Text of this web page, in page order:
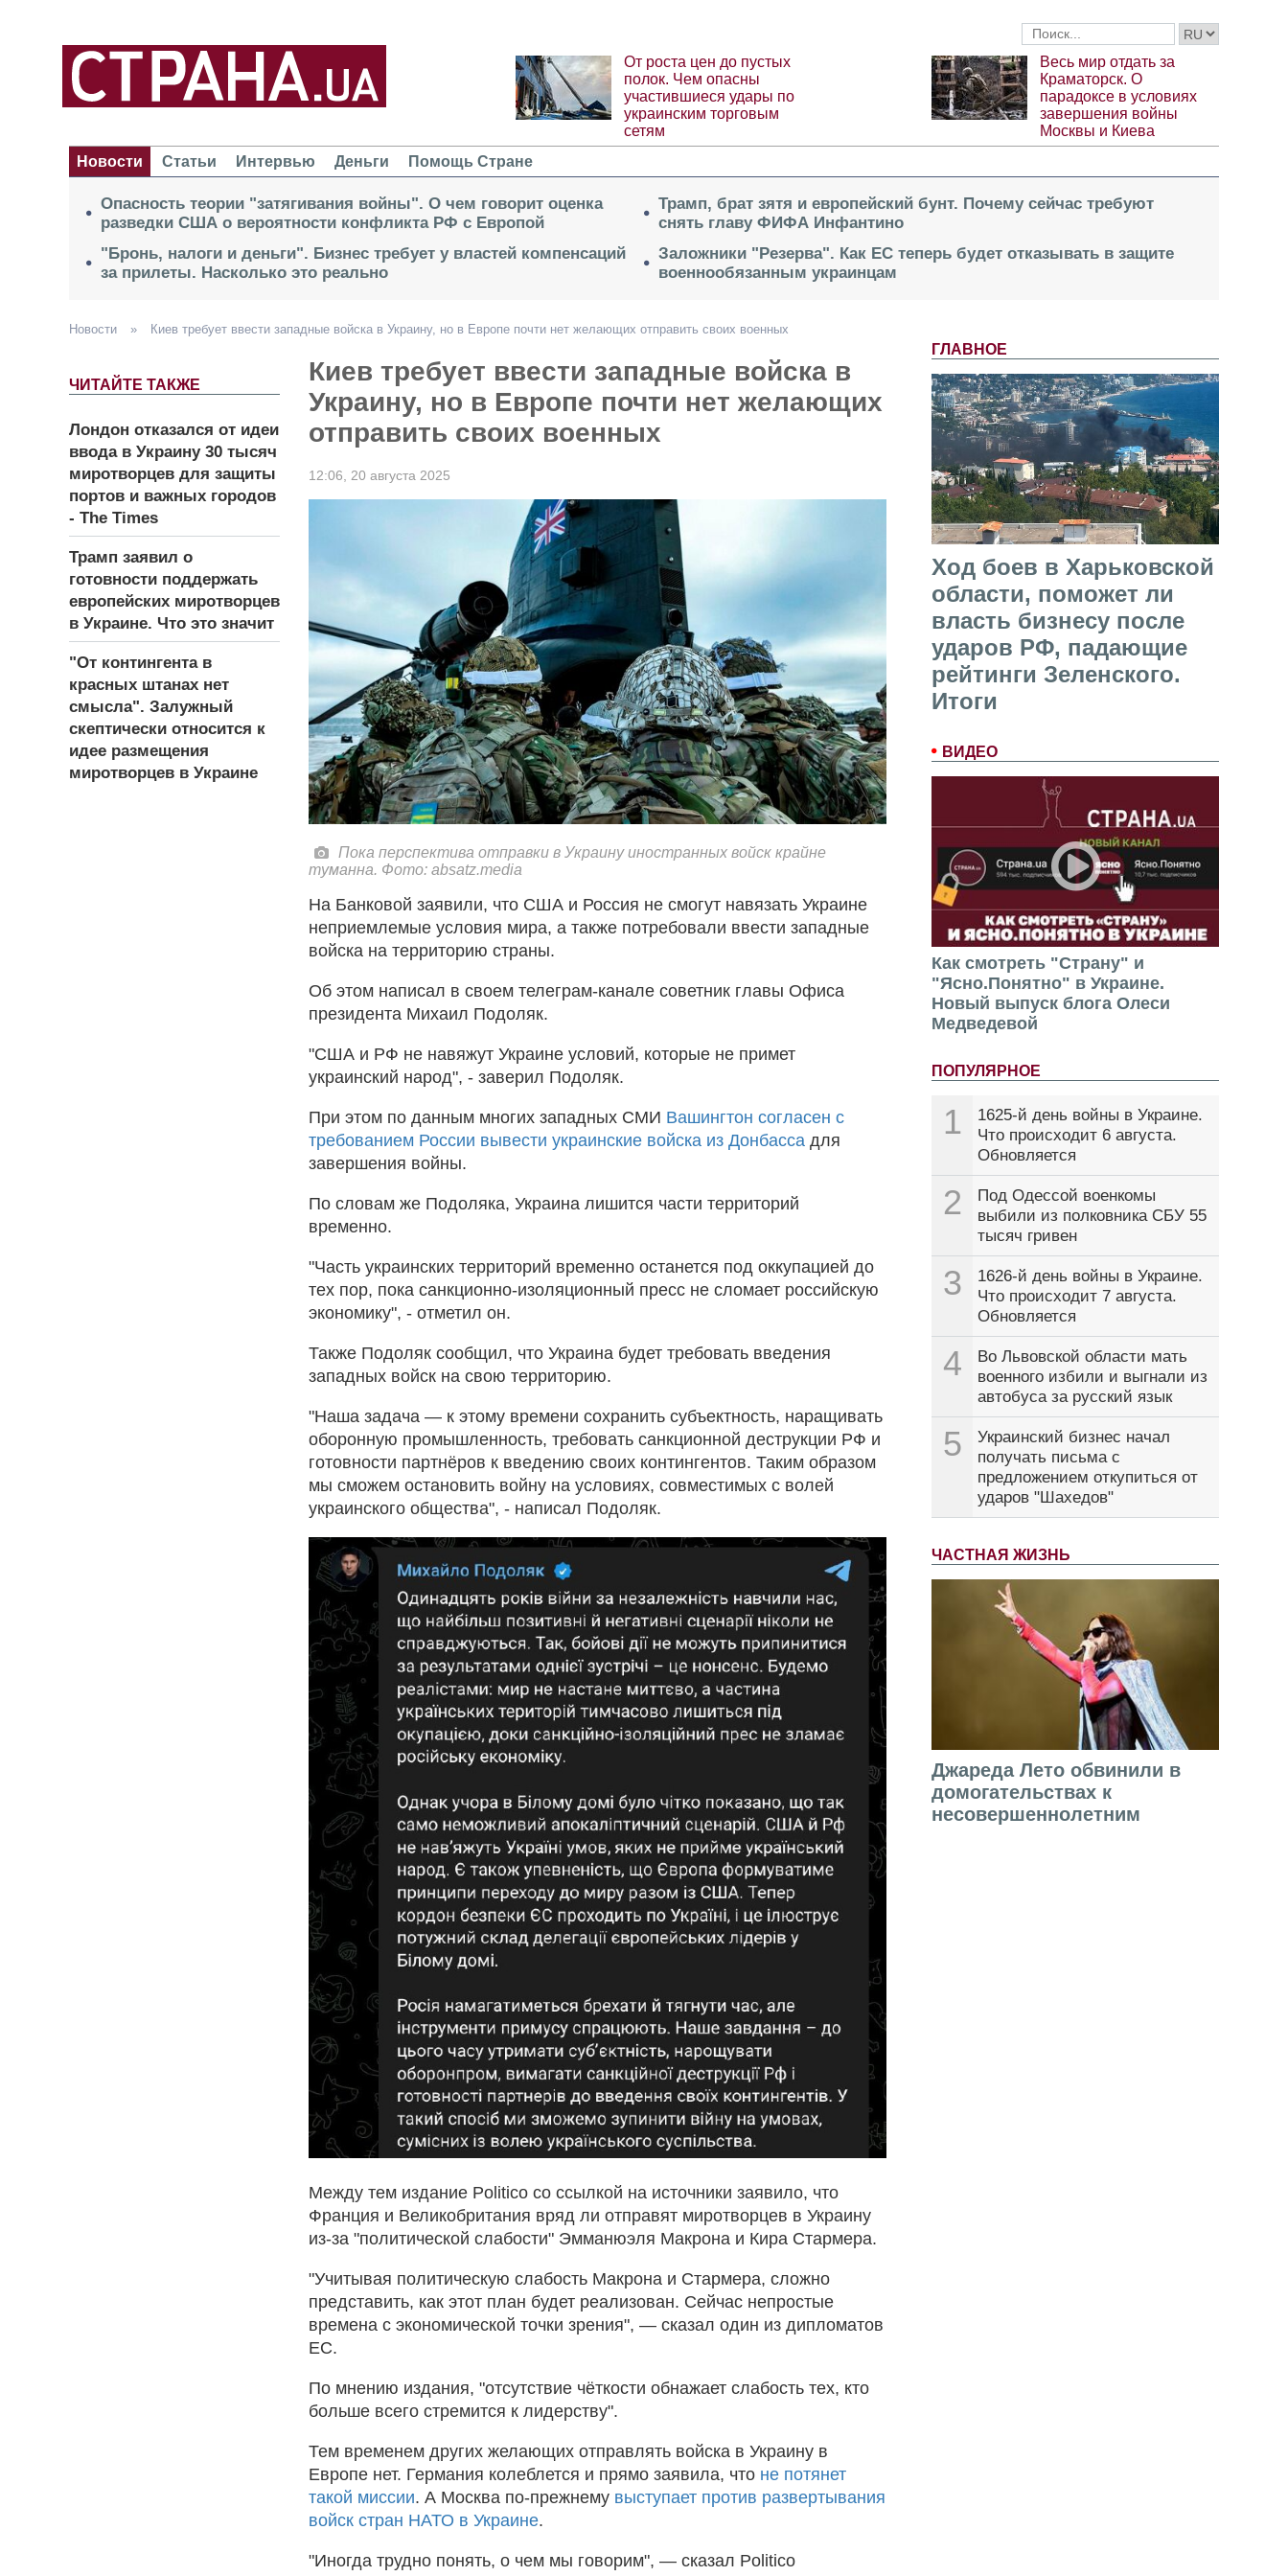
От роста цен до пустых
полок. Чем опасны
участившиеся удары по
украинским торговым
сетям
Весь мир отдать за
Краматорск. О
парадоксе в условиях
завершения войны
Москвы и Киева
Новости
Статьи Интервью Деньги Помощь Стране
Опасность теории "затягивания войны". О чем говорит оценка
разведки США о вероятности конфликта РФ с Европой
"Бронь, налоги и деньги". Бизнес требует у властей компенсаций
за прилеты. Насколько это реально
Трамп, брат зятя и европейский бунт. Почему сейчас требуют
снять главу ФИФА Инфантино
Заложники "Резерва". Как ЕС теперь будет отказывать в защите
военнообязанным украинцам
ГЛАВНОЕ
Ход боев в Харьковской
области, поможет ли
власть бизнесу после
ударов РФ, падающие
рейтинги Зеленского.
Итоги
ВИДЕО
Как смотреть "Страну" и
"Ясно.Понятно" в Украине.
Новый выпуск блога Олеси
Медведевой
ПОПУЛЯРНОЕ
1
1625-й день войны в Украине.
Что происходит 6 августа.
Обновляется
2
Под Одессой военкомы
выбили из полковника СБУ 55
тысяч гривен
3
1626-й день войны в Украине.
Что происходит 7 августа.
Обновляется
4
Во Львовской области мать
военного избили и выгнали из
автобуса за русский язык
5
Украинский бизнес начал
получать письма с
предложением откупиться от
ударов "Шахедов"
ЧАСТНАЯ ЖИЗНЬ
Джареда Лето обвинили в
домогательствах к
несовершеннолетним
Новости » Киев требует ввести западные войска в Украину, но в Европе почти нет желающих отправить своих военных
ЧИТАЙТЕ ТАКЖЕ
Лондон отказался от идеи
ввода в Украину 30 тысяч
миротворцев для защиты
портов и важных городов
- The Times
Трамп заявил о
готовности поддержать
европейских миротворцев
в Украине. Что это значит
"От контингента в
красных штанах нет
смысла". Залужный
скептически относится к
идее размещения
миротворцев в Украине
Киев требует ввести западные войска в
Украину, но в Европе почти нет желающих
отправить своих военных
12:06, 20 августа 2025
Пока перспектива отправки в Украину иностранных войск крайне
туманна. Фото: absatz.media
На Банковой заявили, что США и Россия не смогут навязать Украине
неприемлемые условия мира, а также потребовали ввести западные
войска на территорию страны.
Об этом написал в своем телеграм-канале советник главы Офиса
президента Михаил Подоляк.
"США и РФ не навяжут Украине условий, которые не примет
украинский народ", - заверил Подоляк.
При этом по данным многих западных СМИ Вашингтон согласен с
требованием России вывести украинские войска из Донбасса для
завершения войны.
По словам же Подоляка, Украина лишится части территорий
временно.
"Часть украинских территорий временно останется под оккупацией до
тех пор, пока санкционно-изоляционный пресс не сломает российскую
экономику", - отметил он.
Также Подоляк сообщил, что Украина будет требовать введения
западных войск на свою территорию.
"Наша задача — к этому времени сохранить субъектность, наращивать
оборонную промышленность, требовать санкционной деструкции РФ и
готовности партнёров к введению своих контингентов. Таким образом
мы сможем остановить войну на условиях, совместимых с волей
украинского общества", - написал Подоляк.
Между тем издание Politico со ссылкой на источники заявило, что
Франция и Великобритания вряд ли отправят миротворцев в Украину
из-за "политической слабости" Эмманюэля Макрона и Кира Стармера.
"Учитывая политическую слабость Макрона и Стармера, сложно
представить, как этот план будет реализован. Сейчас непростые
времена с экономической точки зрения", — сказал один из дипломатов
ЕС.
По мнению издания, "отсутствие чёткости обнажает слабость тех, кто
больше всего стремится к лидерству".
Тем временем других желающих отправлять войска в Украину в
Европе нет. Германия колеблется и прямо заявила, что не потянет
такой миссии. А Москва по-прежнему выступает против развертывания
войск стран НАТО в Украине.
"Иногда трудно понять, о чем мы говорим", — сказал Politico